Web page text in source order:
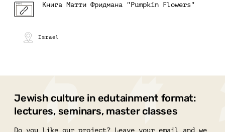
Книга Матти Фридмана "Pumpkin Flowers"
Israel
Jewish culture in edutainment format:
lectures, seminars, master classes
Do you like our project? Leave your email and we